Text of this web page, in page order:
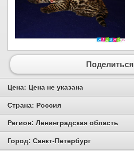
Поделиться
Цена: Цена не указана
Страна: Россия
Регион: Ленинградская область
Город: Санкт-Петербург